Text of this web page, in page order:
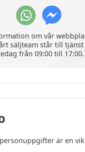
om vår
säljteam står till
från 09:00 till 17:00.
är en